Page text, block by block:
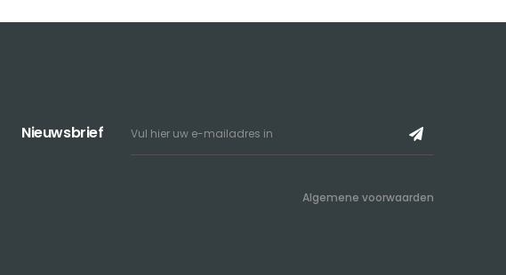
Nieuwsbrief
Algemene voorwaarden